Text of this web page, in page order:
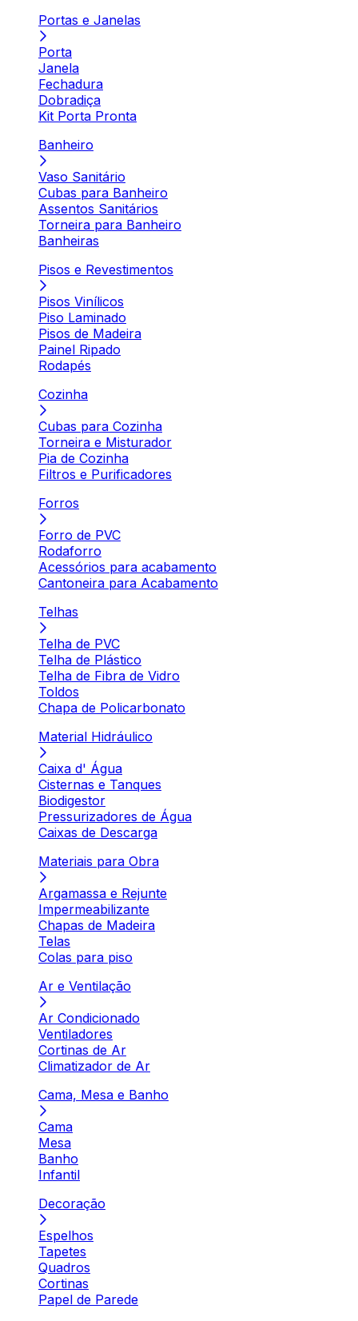
Portas e Janelas
Porta
Janela
Fechadura
Dobradiça
Kit Porta Pronta
Banheiro
Vaso Sanitário
Cubas para Banheiro
Assentos Sanitários
Torneira para Banheiro
Banheiras
Pisos e Revestimentos
Pisos Vinílicos
Piso Laminado
Pisos de Madeira
Painel Ripado
Rodapés
Cozinha
Cubas para Cozinha
Torneira e Misturador
Pia de Cozinha
Filtros e Purificadores
Forros
Forro de PVC
Rodaforro
Acessórios para acabamento
Cantoneira para Acabamento
Telhas
Telha de PVC
Telha de Plástico
Telha de Fibra de Vidro
Toldos
Chapa de Policarbonato
Material Hidráulico
Caixa d' Água
Cisternas e Tanques
Biodigestor
Pressurizadores de Água
Caixas de Descarga
Materiais para Obra
Argamassa e Rejunte
Impermeabilizante
Chapas de Madeira
Telas
Colas para piso
Ar e Ventilação
Ar Condicionado
Ventiladores
Cortinas de Ar
Climatizador de Ar
Cama, Mesa e Banho
Cama
Mesa
Banho
Infantil
Decoração
Espelhos
Tapetes
Quadros
Cortinas
Papel de Parede